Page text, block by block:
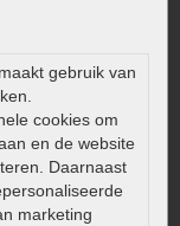
gebruik van
cookies om
en de website
Daarnaast
marketing